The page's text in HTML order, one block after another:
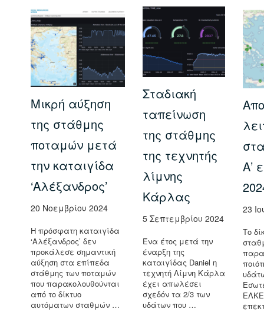
Ήπειρο
και
Δυτική
Πελοπόννησο
Μικρή αύξηση
της στάθμης
ποταμών μετά
την καταιγίδα
‘Αλέξανδρος’
20 Νοεμβρίου 2024
Η πρόσφατη καταιγίδα
‘Αλέξανδρος’ δεν
προκάλεσε σημαντική
αύξηση στα επίπεδα
στάθμης των ποταμών
που παρακολουθούνται
από το δίκτυο
αυτόματων σταθμών …
Σταδιακή
ταπείνωση
της στάθμης
της τεχνητής
λίμνης
Κάρλας
5 Σεπτεμβρίου 2024
Ένα έτος μετά την
έναρξη της
καταιγίδας Daniel η
τεχνητή Λίμνη Κάρλα
έχει απωλέσει
σχεδόν τα 2/3 των
υδάτων που …
Α’
23
Το